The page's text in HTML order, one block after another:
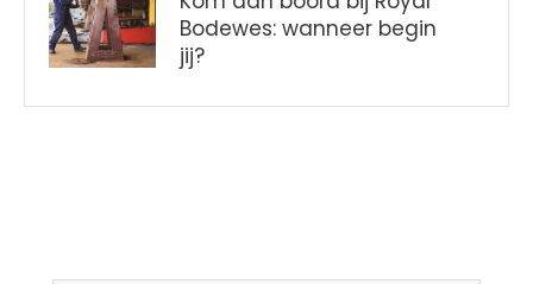
Bodewes: wanneer begin
jij?